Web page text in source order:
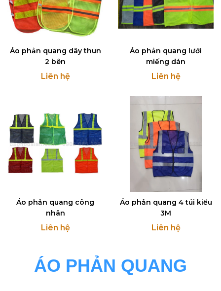
Áo phản quang dây thun
2 bên
Liên hệ
Áo phản quang lưới
miếng dán
Liên hệ
Áo phản quang công
nhân
Liên hệ
Áo phản quang 4 túi kiểu
3M
Liên hệ
ÁO PHẢN QUANG